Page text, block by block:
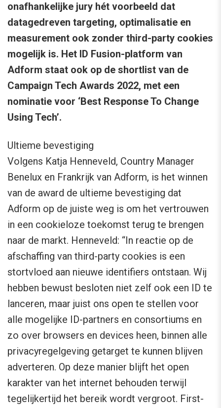
onafhankelijke jury hét voorbeeld dat
datagedreven targeting, optimalisatie en
measurement ook zonder third-party cookies
mogelijk is. Het ID Fusion-platform van
Adform staat ook op de shortlist van de
Campaign Tech Awards 2022, met een
nominatie voor ‘Best Response To Change
Using Tech’.
Ultieme bevestiging
Volgens Katja Henneveld, Country Manager
Benelux en Frankrijk van Adform, is het winnen
van de award de ultieme bevestiging dat
Adform op de juiste weg is om het vertrouwen
in een cookieloze toekomst terug te brengen
naar de markt. Henneveld: “In reactie op de
afschaffing van third-party cookies is een
stortvloed aan nieuwe identifiers ontstaan. Wij
hebben bewust besloten niet zelf ook een ID te
lanceren, maar juist ons open te stellen voor
alle mogelijke ID-partners en consortiums en
zo over browsers en devices heen, binnen alle
privacyregelgeving getarget te kunnen blijven
adverteren. Op deze manier blijft het open
karakter van het internet behouden terwijl
tegelijkertijd het bereik wordt vergroot. First-